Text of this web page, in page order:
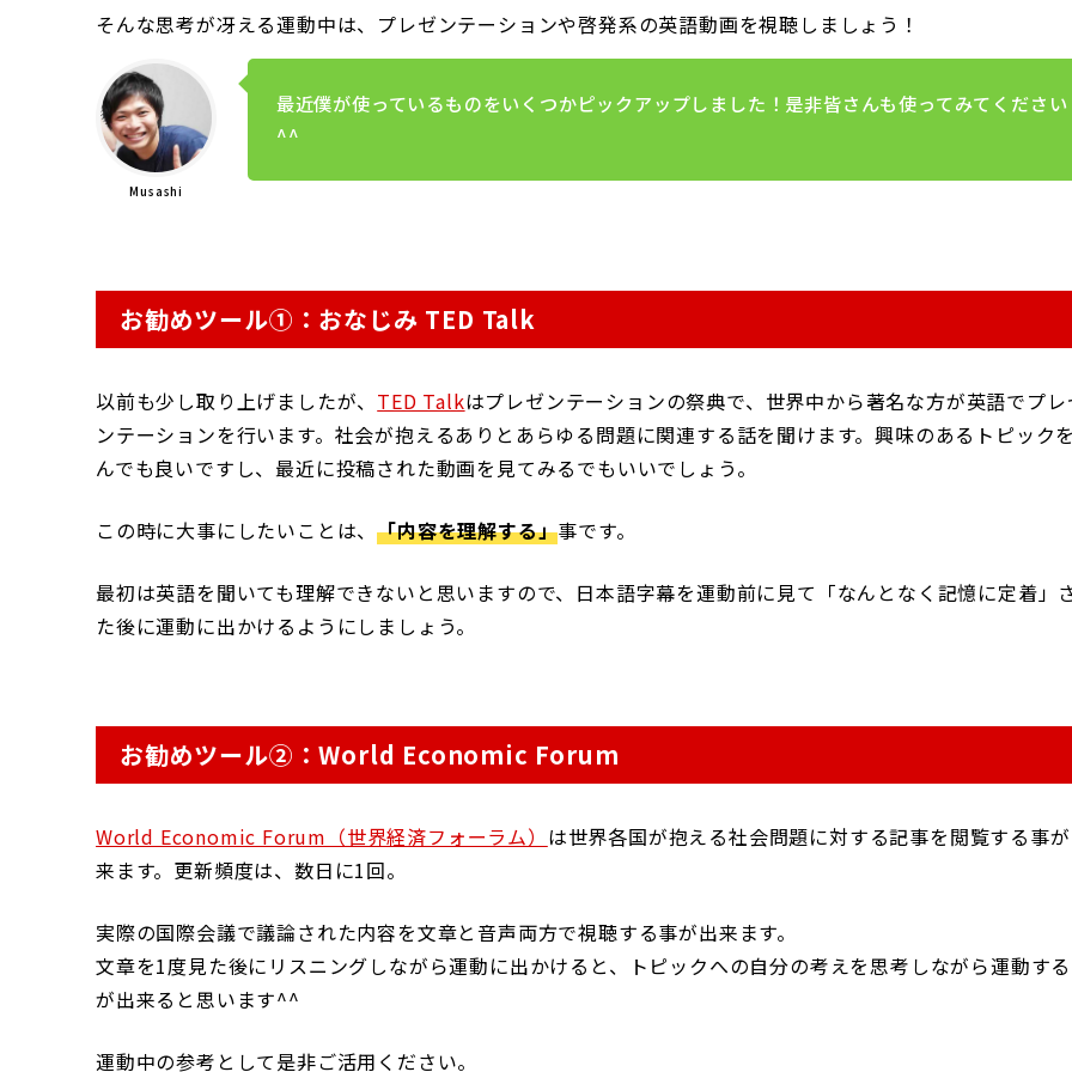
そんな思考が冴える運動中は、プレゼンテーションや啓発系の英語動画を視聴しましょう！
Musashi
最近僕が使っているものをいくつかピックアップしました！是非皆さんも使ってみてください
^^
お勧めツール➀：おなじみ TED Talk
以前も少し取り上げましたが、 TED Talkはプレゼンテーションの祭典で、世界中から著名な方が英語でプレ
ンテーションを行います。社会が抱えるありとあらゆる問題に関連する話を聞けます。興味のあるトピック
んでも良いですし、最近に投稿された動画を見てみるでもいいでしょう。
この時に大事にしたいことは、「内容を理解する」事です。
最初は英語を聞いても理解できないと思いますので、日本語字幕を運動前に見て「なんとなく記憶に定着」
た後に運動に出かけるようにしましょう。
お勧めツール②：World Economic Forum
World Economic Forum（世界経済フォーラム） は世界各国が抱える社会問題に対する記事を閲覧する事
来ます。更新頻度は、数日に1回。
実際の国際会議で議論された内容を文章と音声両方で視聴する事が出来ます。
文章を1度見た後にリスニングしながら運動に出かけると、トピックへの自分の考えを思考しながら運動す
が出来ると思います^^
運動中の参考として是非ご活用ください。